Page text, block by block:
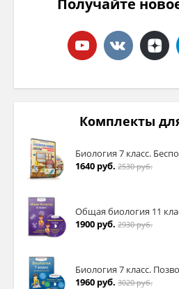
Комплекты
Биология 7 класс.
1640 руб. 2530 руб.
Общая биология 11
1900 руб. 2930 руб.
Биология 7 класс.
1960 руб. 3020 руб.